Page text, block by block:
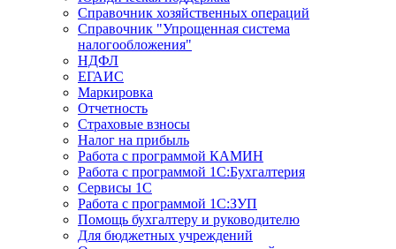
Справочник хозяйственных операций
Справочник "Упрощенная система
налогообложения"
НДФЛ
ЕГАИС
Маркировка
Отчетность
Страховые взносы
Налог на прибыль
Работа с программой КАМИН
Работа с программой 1С:Бухгалтерия
Сервисы 1С
Работа с программой 1С:ЗУП
Помощь бухгалтеру и руководителю
Для бюджетных учреждений